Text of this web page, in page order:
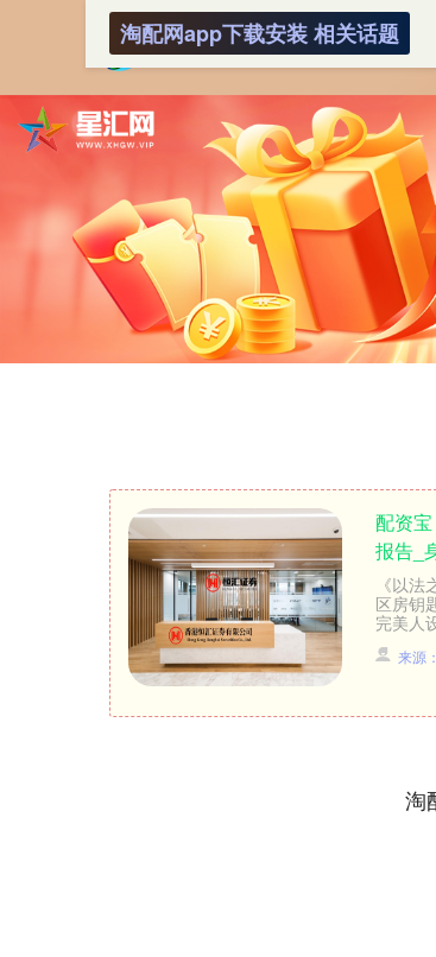
淘配网app下载安装 相关话题
配资
报告_
《以
区房钥
完美人
来源
淘